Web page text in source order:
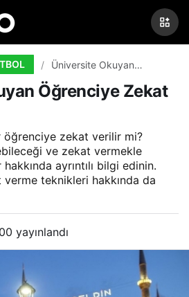
Üniversite Okuyan
mi?
Öğrenciye Zekat
zekat verilir mi?
ve zekat vermekle
ayrıntılı bilgi edinin.
verme teknikleri hakkında da
yayınlandı